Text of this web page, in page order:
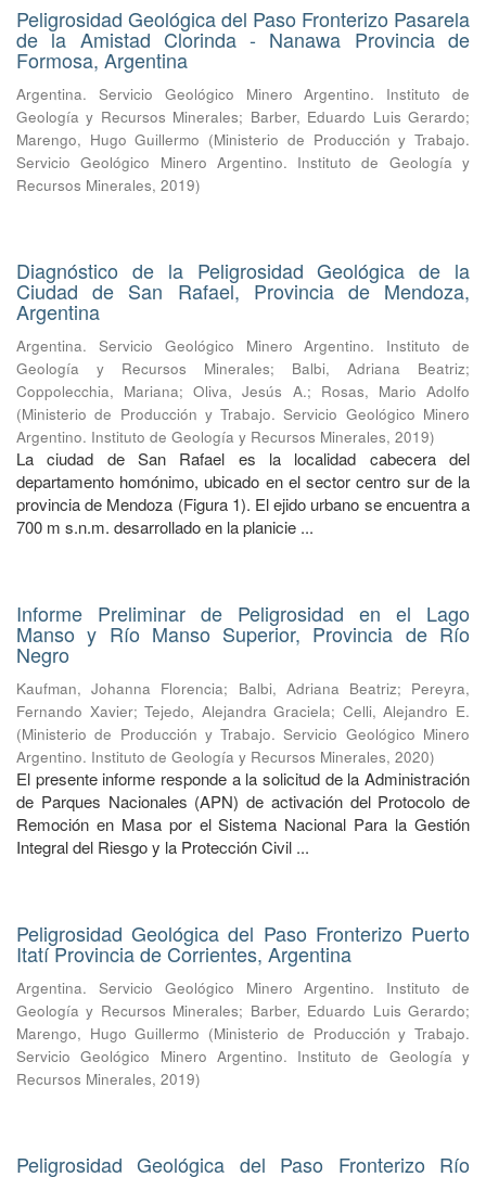
Peligrosidad Geológica del Paso Fronterizo Pasarela
de la Amistad Clorinda - Nanawa Provincia de
Formosa, Argentina
Argentina. Servicio Geológico Minero Argentino. Instituto de
Geología y Recursos Minerales; Barber, Eduardo Luis Gerardo;
Marengo, Hugo Guillermo (Ministerio de Producción y Trabajo.
Servicio Geológico Minero Argentino. Instituto de Geología y
Recursos Minerales, 2019)
Diagnóstico de la Peligrosidad Geológica de la
Ciudad de San Rafael, Provincia de Mendoza,
Argentina
Argentina. Servicio Geológico Minero Argentino. Instituto de
Geología y Recursos Minerales; Balbi, Adriana Beatriz;
Coppolecchia, Mariana;Oliva, Jesús A.; Rosas, Mario Adolfo
(Ministerio de Producción y Trabajo. Servicio Geológico Minero
Argentino. Instituto de Geología y Recursos Minerales, 2019)
La ciudad de San Rafael es la localidad cabecera del
departamento homónimo, ubicado en el sector centro sur de la
provincia de Mendoza (Figura 1). El ejido urbano se encuentra a
700 m s.n.m. desarrollado en la planicie ...
Informe Preliminar de Peligrosidad en el Lago
Manso y Río Manso Superior, Provincia de Río
Negro
Kaufman, Johanna Florencia; Balbi, Adriana Beatriz; Pereyra,
Fernando Xavier;Tejedo, Alejandra Graciela; Celli, Alejandro E.
(Ministerio de Producción y Trabajo. Servicio Geológico Minero
Argentino. Instituto de Geología y Recursos Minerales, 2020)
El presente informe responde a la solicitud de la Administración
de Parques Nacionales (APN) de activación del Protocolo de
Remoción en Masa por el Sistema Nacional Para la Gestión
Integral del Riesgo y la Protección Civil ...
Peligrosidad Geológica del Paso Fronterizo Puerto
Itatí Provincia de Corrientes, Argentina
Argentina. Servicio Geológico Minero Argentino. Instituto de
Geología y Recursos Minerales; Barber, Eduardo Luis Gerardo;
Marengo, Hugo Guillermo (Ministerio de Producción y Trabajo.
Servicio Geológico Minero Argentino. Instituto de Geología y
Recursos Minerales, 2019)
Peligrosidad Geológica del Paso Fronterizo Río